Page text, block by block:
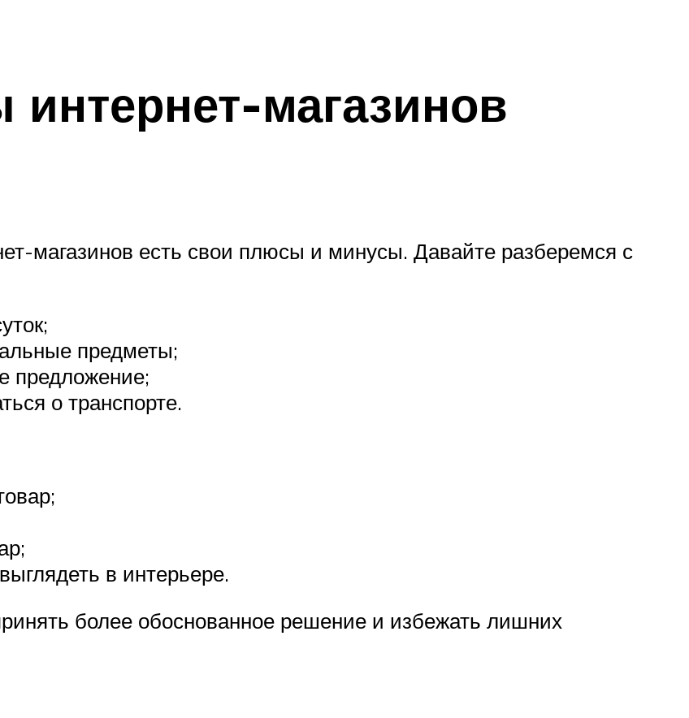
магазинов
магазинов есть свои плюсы и минусы. Давайте разберемся с
предметы;
предложение;
о транспорте.
в интерьере.
более обоснованное решение и избежать лишних